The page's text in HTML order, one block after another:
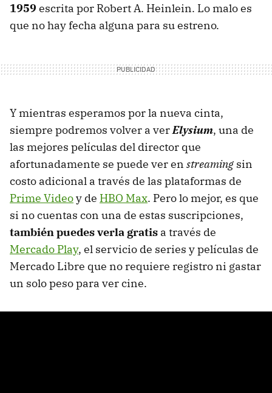
1959 escrita por Robert A. Heinlein. Lo malo es
que no hay fecha alguna para su estreno.
Y mientras esperamos por la nueva cinta,
siempre podremos volver a verElysium, una de
las mejores películas del director que
afortunadamente se puede ver en streaming sin
costo adicional a través de las plataformas de
Prime Videoy de HBO Max. Pero lo mejor, es que
si no cuentas con una de estas suscripciones,
también puedes verla gratis a través de
Mercado Play, el servicio de series y películas de
Mercado Libre que no requiere registro ni gastar
un solo peso para ver cine.